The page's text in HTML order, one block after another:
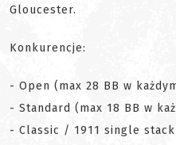
Gloucester.
Konkurencje:
- Open (max 28 BB w
- Standard (max 18 BB w
- Classic / 1911 single stack